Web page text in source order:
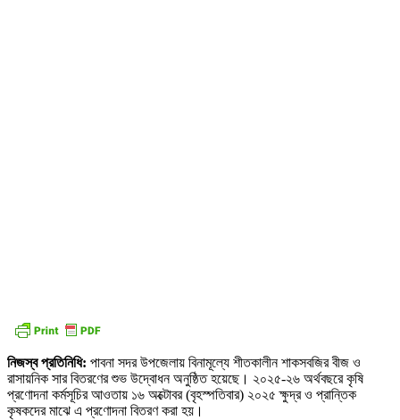
নিজস্ব প্রতিনিধি: পাবনা সদর উপজেলায় বিনামূল্যে শীতকালীন শাকসবজির বীজ ও
রাসায়নিক সার বিতরণের শুভ উদ্বোধন অনুষ্ঠিত হয়েছে। ২০২৫-২৬ অর্থবছরে কৃষি
প্রণোদনা কর্মসূচির আওতায় ১৬ অক্টোবর (বৃহস্পতিবার) ২০২৫ ক্ষুদ্র ও প্রান্তিক
কৃষকদের মাঝে এ প্রণোদনা বিতরণ করা হয়।